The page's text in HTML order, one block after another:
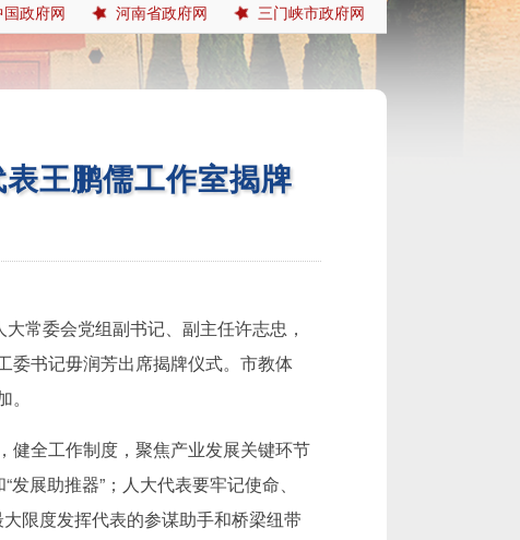
国政府网 河南省政府网 三门峡市政府网
王鹏儒工作室揭牌
常委会党组副书记、副主任许志忠，
委书记毋润芳出席揭牌仪式。市教体
健全工作制度，聚焦产业发展关键环节
展助推器”；人大代表要牢记使命、
大限度发挥代表的参谋助手和桥梁纽带